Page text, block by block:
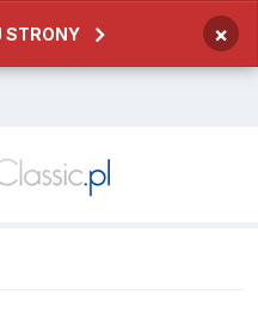
STRONY ×